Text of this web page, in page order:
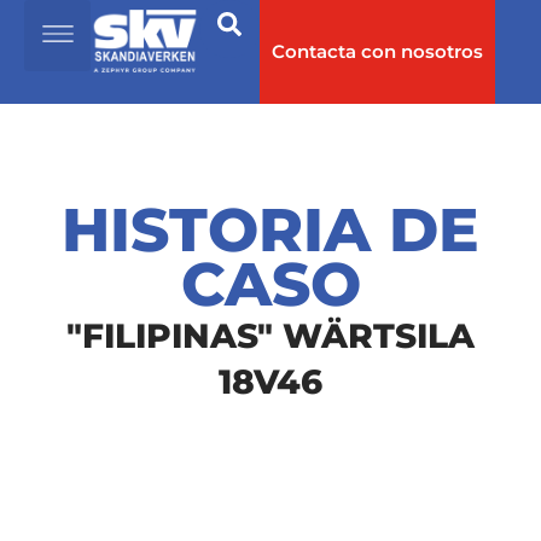
Contacta con nosotros
HISTORIA DE
CASO
"FILIPINAS" WÄRTSILA
18V46